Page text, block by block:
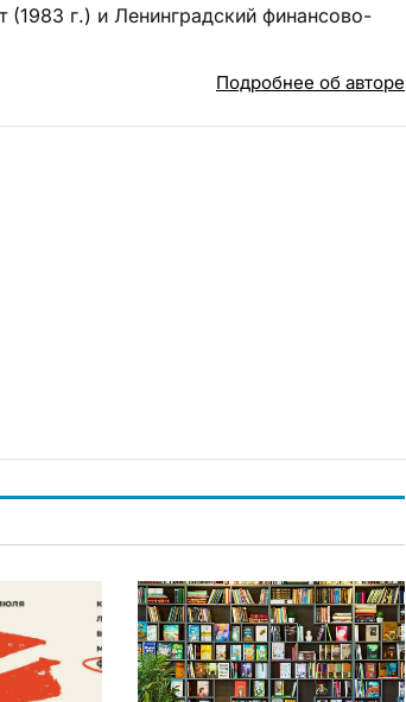
(1983 г.) и Ленинградский финансово-
Подробнее об авторе